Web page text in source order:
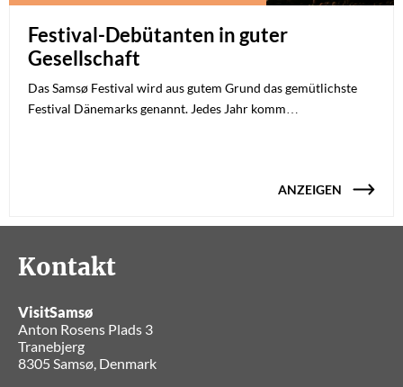
Festival-Debütanten in guter
Gesellschaft
Das Samsø Festival wird aus gutem Grund das gemütlichste
Festival Dänemarks genannt. Jedes Jahr komm…
ANZEIGEN
Kontakt
VisitSamsø
Anton Rosens Plads 3
Tranebjerg
8305 Samsø, Denmark